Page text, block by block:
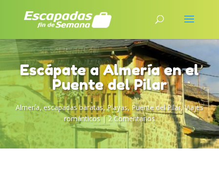
Escápate a Almería en el
Puente del Pilar
Almería, escapadas baratas,Playas, Puente del Pilar,Viajes
románticos|2 Comentarios